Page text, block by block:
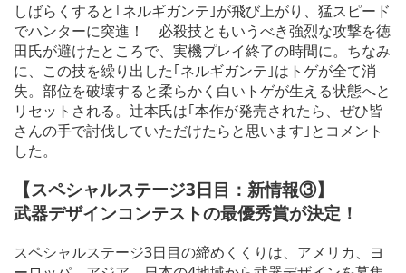
しばらくすると｢ネルギガンテ｣が飛び上がり、猛スピード
でハンターに突進！ 必殺技ともいうべき強烈な攻撃を徳
田氏が避けたところで、実機プレイ終了の時間に。ちなみ
に、この技を繰り出した｢ネルギガンテ｣はトゲが全て消
失。部位を破壊すると柔らかく白いトゲが生える状態へと
リセットされる。辻本氏は｢本作が発売されたら、ぜひ皆
さんの手で討伐していただけたらと思います｣とコメント
した。
【スペシャルステージ3日目：新情報③】
武器デザインコンテストの最優秀賞が決定！
スペシャルステージ3日目の締めくくりは、アメリカ、ヨ